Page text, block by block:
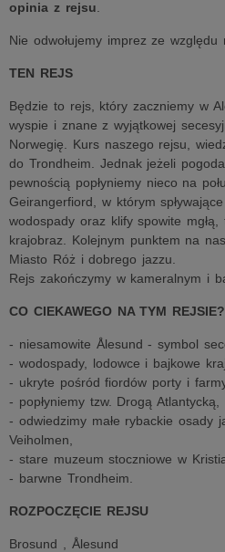
opinia z rejsu
Nie odwołujemy imprez ze względu
TEN REJS
Będzie to rejs, który zaczniemy w
wyspie i znane z wyjątkowej
Norwegię. Kurs naszego rejsu,
do Trondheim. Jednak jeżeli
pewnością popłyniemy nieco na
Geirangerfiord, w którym
wodospady oraz klify spowite
krajobraz. Kolejnym punktem na
Miasto Róż i dobrego jazzu.
Rejs zakończymy w kameralnym i
CO CIEKAWEGO NA TYM REJSIE?
- niesamowite Ålesund - symbol
- wodospady, lodowce i bajkowe
- ukryte pośród fiordów porty i
- popłyniemy tzw. Drogą Atlantycką,
- odwiedzimy małe rybackie osady
Veiholmen,
- stare muzeum stoczniowe w
- barwne Trondheim.
ROZPOCZĘCIE REJSU
Brosund , Ålesund